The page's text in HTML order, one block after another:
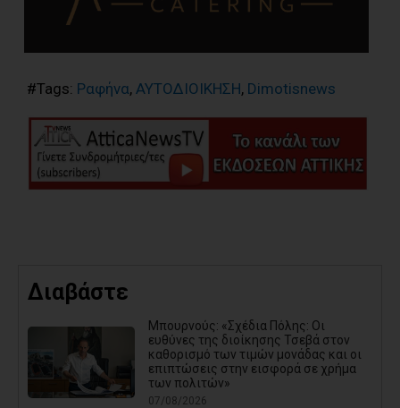
#Tags: Ραφήνα, ΑΥΤΟΔΙΟΙΚΗΣΗ, Dimotisnews
Διαβάστε
Μπουρνούς: «Σχέδια Πόλης: Οι
ευθύνες της διοίκησης Τσεβά στον
καθορισμό των τιμών μονάδας και οι
επιπτώσεις στην εισφορά σε χρήμα
των πολιτών»
07/08/2026